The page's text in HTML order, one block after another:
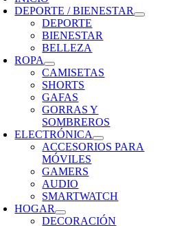
DEPORTE / BIENESTAR
DEPORTE
BIENESTAR
BELLEZA
ROPA
CAMISETAS
SHORTS
GAFAS
GORRAS Y
SOMBREROS
ELECTRÓNICA
ACCESORIOS PARA
MÓVILES
GAMERS
AUDIO
SMARTWATCH
HOGAR
DECORACIÓN